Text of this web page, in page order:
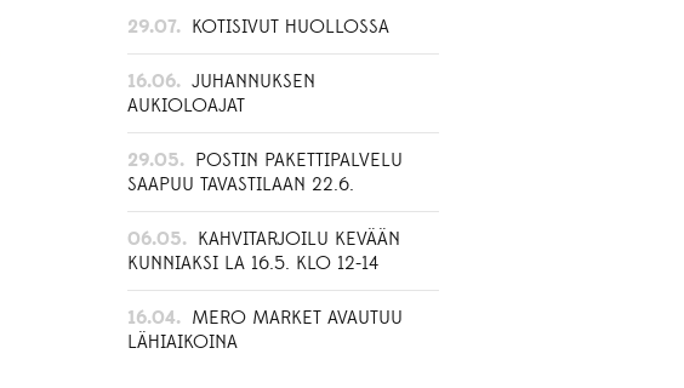
29.07. KOTISIVUT HUOLLOSSA
16.06. JUHANNUKSEN
AUKIOLOAJAT
29.05. POSTIN PAKETTIPALVELU
SAAPUU TAVASTILAAN 22.6.
06.05. KAHVITARJOILU KEVÄÄN
KUNNIAKSI LA 16.5. KLO 12-14
16.04. MERO MARKET AVAUTUU
LÄHIAIKOINA